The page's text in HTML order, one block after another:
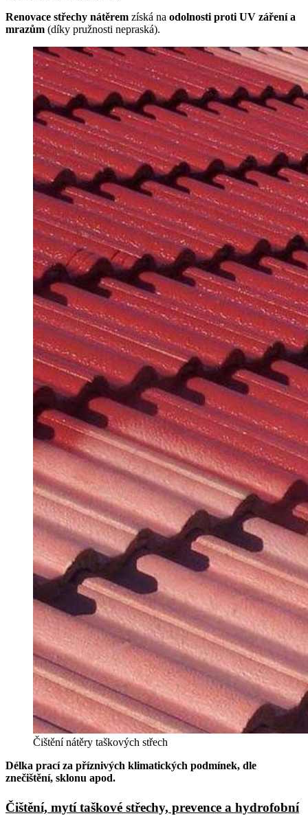
Renovace střechy nátěrem získá na odolnosti proti UV záření a
mrazům (díky pružnosti nepraská).
Čištění nátěry taškových střech
Délka prací za příznivých klimatických podmínek, dle
znečištění, sklonu apod.
Čištění, mytí taškové střechy, prevence a hydrofobní